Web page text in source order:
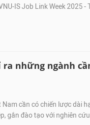
IS Job Link Week 2025 -
những ngành
Nam cần có chiến lược dài
gắn đào tạo với nghiên